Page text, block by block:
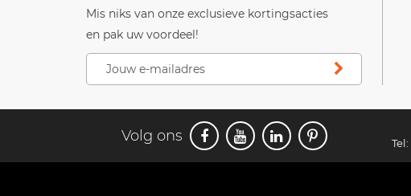
Mis niks van onze exclusieve kortingsacties
en pak uw voordeel!
Volg ons Tel: